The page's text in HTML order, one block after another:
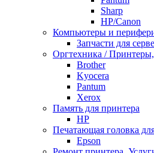
Sharp
НР/Сanon
Компьютеры и
Запчасти для
Оргтехника /
Brother
Kyocera
Pantum
Xerox
Память для принтера
HP
Печатающая головка
Epson